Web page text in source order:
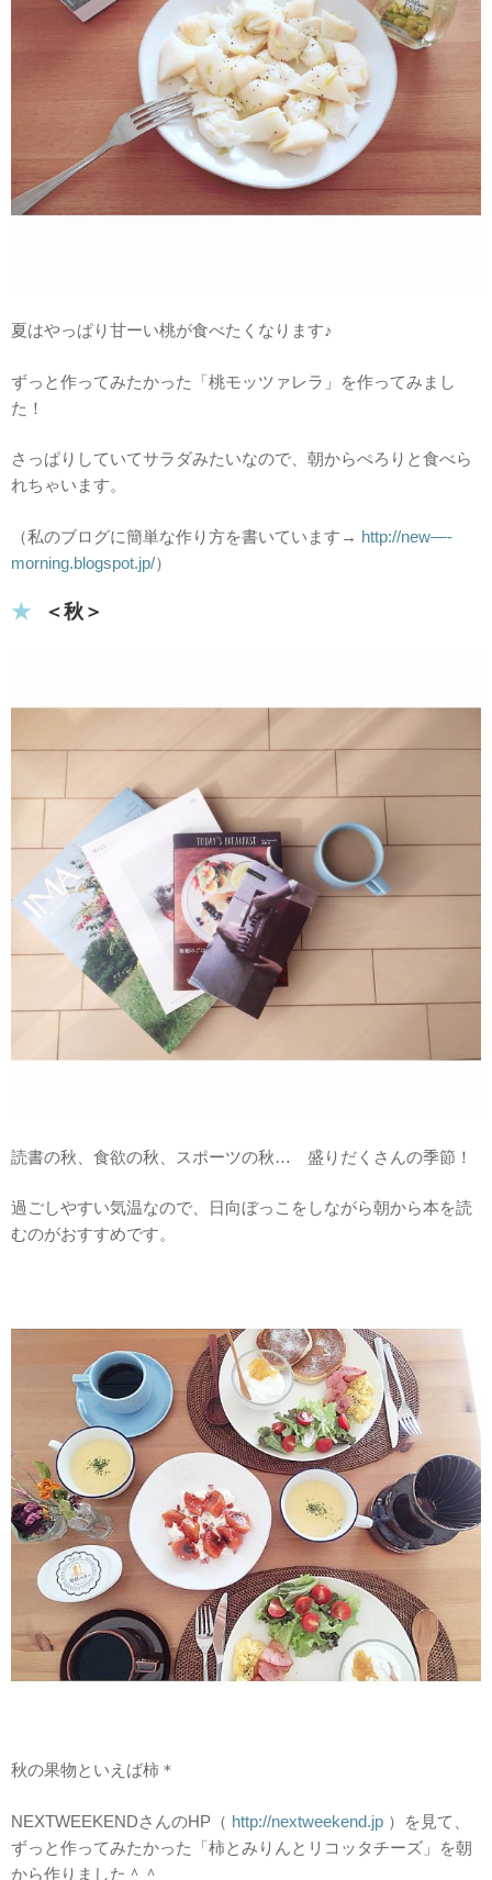
夏はやっぱり甘ーい桃が食べたくなります♪
ずっと作ってみたかった「桃モッツァレラ」を作ってみまし
た！
さっぱりしていてサラダみたいなので、朝からぺろりと食べら
れちゃいます。
（私のブログに簡単な作り方を書いています→ http://new—-
morning.blogspot.jp/）
＜秋＞
読書の秋、食欲の秋、スポーツの秋… 盛りだくさんの季節！
過ごしやすい気温なので、日向ぼっこをしながら朝から本を読
むのがおすすめです。
秋の果物といえば柿＊
NEXTWEEKENDさんのHP（ http://nextweekend.jp ）を見て、
ずっと作ってみたかった「柿とみりんとリコッタチーズ」を朝
から作りました＾＾